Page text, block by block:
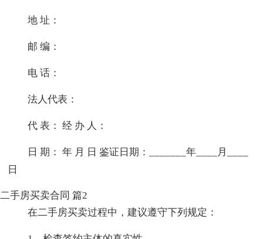
地 址：
邮 编：
电 话：
法人代表：
代 表： 经 办 人：
日 期： 年 月 日 鉴证日期：_______年____月____
日
二手房买卖合同 篇2
在二手房买卖过程中，建议遵守下列规定：